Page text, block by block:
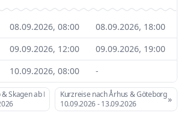
08.09.2026, 08:00
08.09.2026, 18:00
09.09.2026, 12:00
09.09.2026, 19:00
10.09.2026, 08:00 -
Skagen ab Kiel
Kurzreise nach Århus & Göteborg ab
10.09.2026-13.09.2026 »